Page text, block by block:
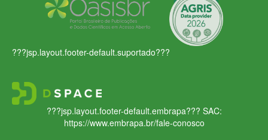
???jsp.layout.footer-default.suportado???
???jsp.layout.footer-default.embrapa??? SAC:
https://www.embrapa.br/fale-conosco